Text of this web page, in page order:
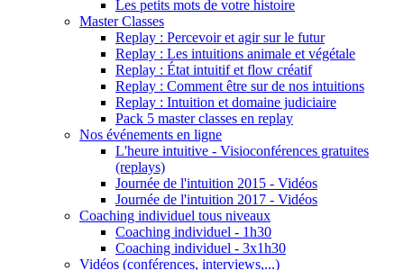
Les petits mots de votre histoire
Master Classes
Replay : Percevoir et agir sur le futur
Replay : Les intuitions animale et végétale
Replay : État intuitif et flow créatif
Replay : Comment être sur de nos intuitions
Replay : Intuition et domaine judiciaire
Pack 5 master classes en replay
Nos événements en ligne
L'heure intuitive - Visioconférences gratuites
(replays)
Journée de l'intuition 2015 - Vidéos
Journée de l'intuition 2017 - Vidéos
Coaching individuel tous niveaux
Coaching individuel - 1h30
Coaching individuel - 3x1h30
Vidéos (conférences, interviews,...)